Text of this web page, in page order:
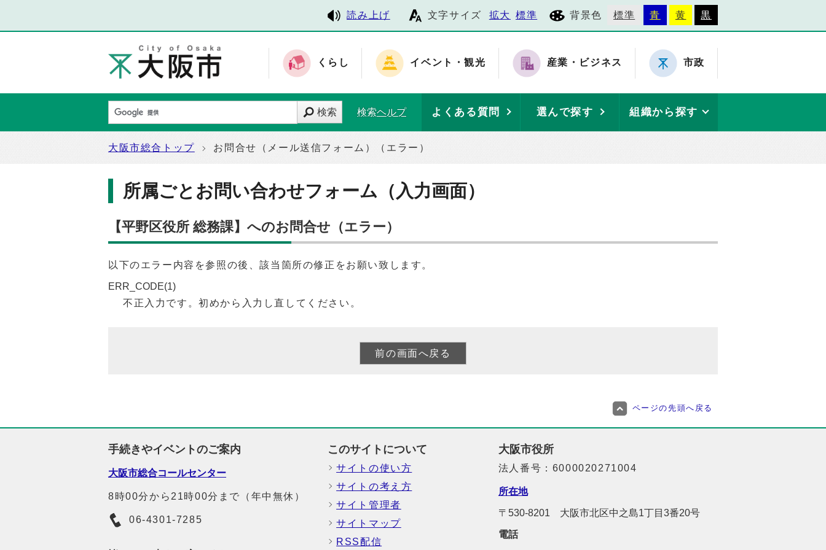
読み上げ 文字サイズ 拡大 標準 背景色 標準 青 黄 黒
くらし イベント・観光 産業・ビジネス 市政
検索 検索ヘルプ よくある質問 選んで探す 組織から探す
大阪市総合トップ お問合せ（メール送信フォーム）（エラー）
所属ごとお問い合わせフォーム（入力画面）
【平野区役所 総務課】へのお問合せ（エラー）
以下のエラー内容を参照の後、該当箇所の修正をお願い致します。
ERR_CODE(1)
不正入力です。初めから入力し直してください。
ページの先頭へ戻る
手続きやイベントのご案内
大阪市総合コールセンター
8時00分から21時00分まで（年中無休）
06-4301-7285
このサイトについて
サイトの使い方
サイトの考え方
サイト管理者
サイトマップ
RSS配信
大阪市役所
法人番号：6000020271004
所在地
〒530-8201 大阪市北区中之島1丁目3番20号
電話